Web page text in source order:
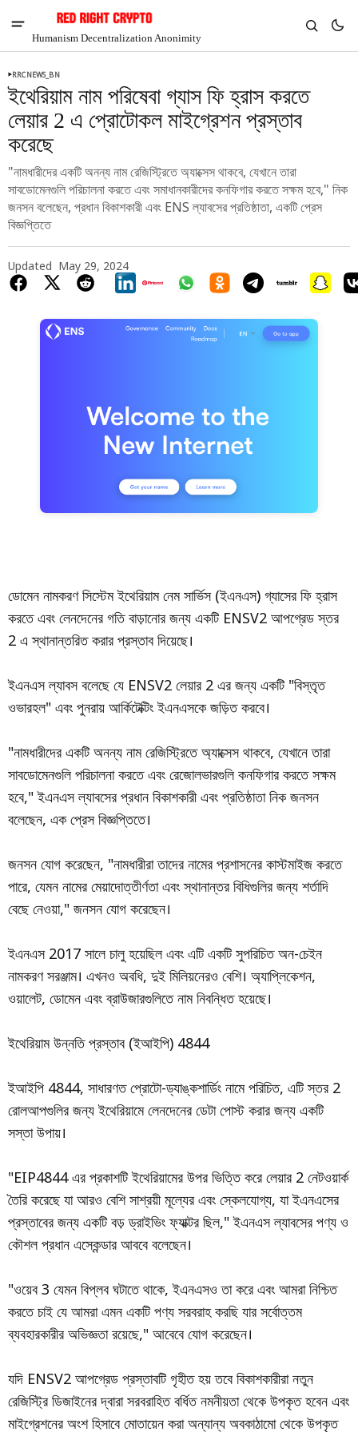
Humanism Decentralization Anonimity
Chia
-5.36%
RRCNEWS_BN
ইথেরিয়াম নাম পরিষেবা গ্যাস ফি হ্রাস করতে
লেয়ার 2 এ প্রোটোকল মাইগ্রেশন প্রস্তাব
করেছে
"নামধারীদের একটি অনন্য নাম রেজিস্ট্রিতে অ্যাক্সেস থাকবে, যেখানে তারা
সাবডোমেনগুলি পরিচালনা করতে এবং সমাধানকারীদের কনফিগার করতে সক্ষম হবে," নিক
জনসন বলেছেন, প্রধান বিকাশকারী এবং ENS ল্যাবসের প্রতিষ্ঠাতা, একটি প্রেস
বিজ্ঞপ্তিতে
Updated May 29, 2024
ডোমেন নামকরণ সিস্টেম ইথেরিয়াম নেম সার্ভিস (ইএনএস) গ্যাসের ফি হ্রাস
করতে এবং লেনদেনের গতি বাড়ানোর জন্য একটি ENSV2 আপগ্রেড স্তর
2 এ স্থানান্তরিত করার প্রস্তাব দিয়েছে।
ইএনএস ল্যাবস বলেছে যে ENSV2 লেয়ার 2 এর জন্য একটি "বিস্তৃত
ওভারহল" এবং পুনরায় আর্কিটেক্টিং ইএনএসকে জড়িত করবে।
"নামধারীদের একটি অনন্য নাম রেজিস্ট্রিতে অ্যাক্সেস থাকবে, যেখানে তারা
সাবডোমেনগুলি পরিচালনা করতে এবং রেজোলভারগুলি কনফিগার করতে সক্ষম
হবে," ইএনএস ল্যাবসের প্রধান বিকাশকারী এবং প্রতিষ্ঠাতা নিক জনসন
বলেছেন, এক প্রেস বিজ্ঞপ্তিতে।
জনসন যোগ করেছেন, "নামধারীরা তাদের নামের প্রশাসনের কাস্টমাইজ করতে
পারে, যেমন নামের মেয়াদোত্তীর্ণতা এবং স্থানান্তর বিধিগুলির জন্য শর্তাদি
বেছে নেওয়া," জনসন যোগ করেছেন।
ইএনএস 2017 সালে চালু হয়েছিল এবং এটি একটি সুপরিচিত অন-চেইন
নামকরণ সরঞ্জাম। এখনও অবধি, দুই মিলিয়নেরও বেশি। অ্যাপ্লিকেশন,
ওয়ালেট, ডোমেন এবং ব্রাউজারগুলিতে নাম নিবন্ধিত হয়েছে।
ইথেরিয়াম উন্নতি প্রস্তাব (ইআইপি) 4844
ইআইপি 4844, সাধারণত প্রোটো-ড্যাঙ্কশার্ডিং নামে পরিচিত, এটি স্তর 2
রোলআপগুলির জন্য ইথেরিয়ামে লেনদেনের ডেটা পোস্ট করার জন্য একটি
সস্তা উপায়।
"EIP4844 এর প্রকাশটি ইথেরিয়ামের উপর ভিত্তি করে লেয়ার 2 নেটওয়ার্ক
তৈরি করেছে যা আরও বেশি সাশ্রয়ী মূল্যের এবং স্কেলযোগ্য, যা ইএনএসের
প্রস্তাবের জন্য একটি বড় ড্রাইভিং ফ্যাক্টর ছিল," ইএনএস ল্যাবসের পণ্য ও
কৌশল প্রধান এস্কেন্ডার আববে বলেছেন।
"ওয়েব 3 যেমন বিপ্লব ঘটাতে থাকে, ইএনএসও তা করে এবং আমরা নিশ্চিত
করতে চাই যে আমরা এমন একটি পণ্য সরবরাহ করছি যার সর্বোত্তম
ব্যবহারকারীর অভিজ্ঞতা রয়েছে," আবেবে যোগ করেছেন।
যদি ENSV2 আপগ্রেড প্রস্তাবটি গৃহীত হয় তবে বিকাশকারীরা নতুন
রেজিস্ট্রি ডিজাইনের দ্বারা সরবরাহিত বর্ধিত নমনীয়তা থেকে উপকৃত হবেন এবং
মাইগ্রেশনের অংশ হিসাবে মোতায়েন করা অন্যান্য অবকাঠামো থেকে উপকৃত